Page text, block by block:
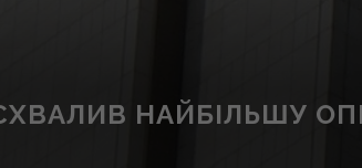
НАЙБІЛЬШУ